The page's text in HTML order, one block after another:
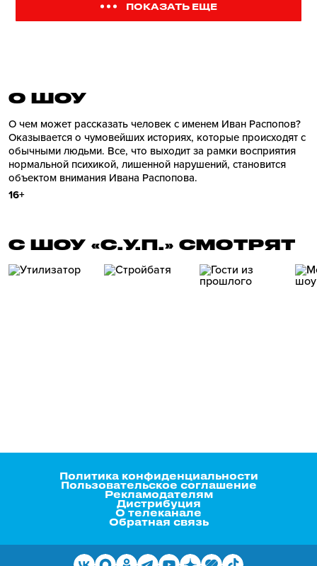
ПОКАЗАТЬ ЕЩЕ
О ШОУ
О чем может рассказать человек с именем Иван Распопов?
Оказывается о чумовейших историях, которые происходят с
обычными людьми. Все, что выходит за рамки восприятия
нормальной психикой, лишенной нарушений, становится
объектом внимания Ивана Распопова.
16+
С ШОУ «С.У.П.» СМОТРЯТ
Политика конфиденциальности
Пользовательское соглашение
Рекламодателям
Дистрибуция
О телеканале
Обратная связь